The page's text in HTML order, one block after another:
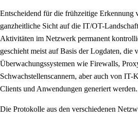
Entscheidend für die frühzeitige Erkennung
ganzheitliche Sicht auf die IT/OT-
Aktivitäten im Netzwerk permanent
geschieht meist auf Basis der Logdaten, die
Überwachungssystemen wie Firewalls,
Schwachstellenscannern, aber auch von IT-
Clients und Anwendungen generiert werden.
Die Protokolle aus den verschiedenen